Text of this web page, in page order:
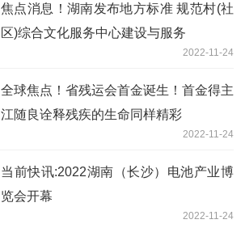
焦点消息！湖南发布地方标准 规范村(社
区)综合文化服务中心建设与服务
2022-11-24
全球焦点！省残运会首金诞生！首金得主
江随良诠释残疾的生命同样精彩
2022-11-24
当前快讯:2022湖南（长沙）电池产业博
览会开幕
2022-11-24